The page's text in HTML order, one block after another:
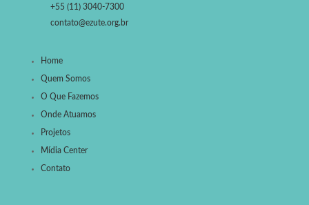
+55 (11) 3040-7300
contato@ezute.org.br
Home
Quem Somos
O Que Fazemos
Onde Atuamos
Projetos
Mídia Center
Contato